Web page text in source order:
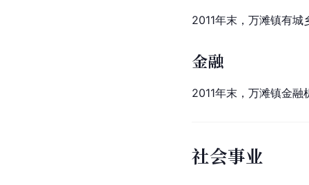
2011年末，万滩镇有
金融
2011年末，万滩镇金
社会事业